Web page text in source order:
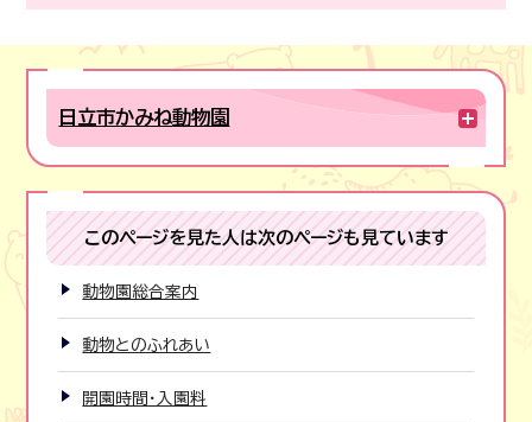
日立市かみね動物園
このページを見た人は次のページも見ています
動物園総合案内
動物とのふれあい
開園時間・入園料